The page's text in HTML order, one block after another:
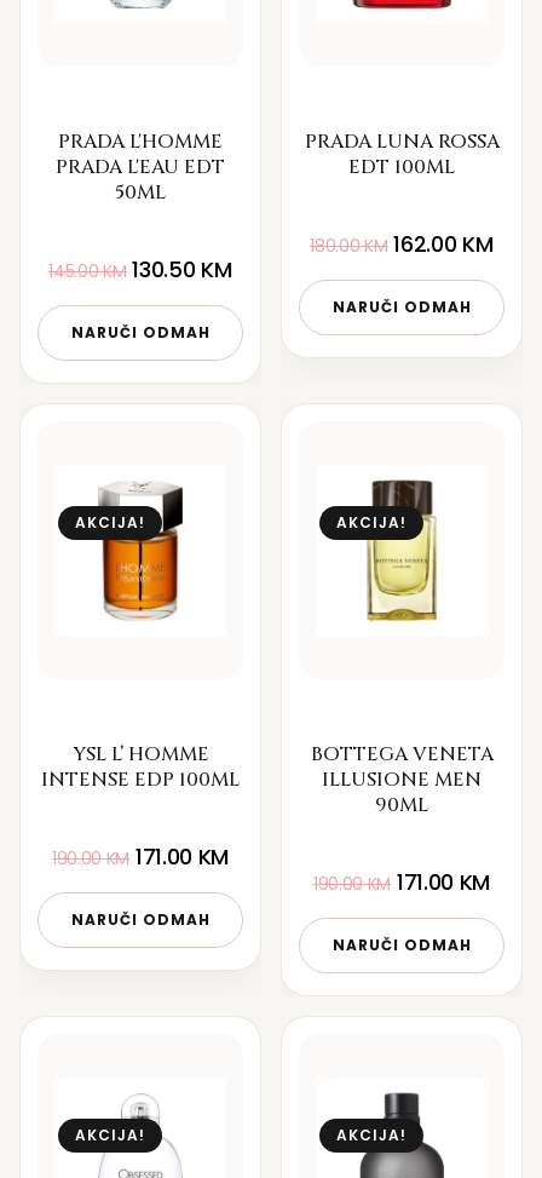
PRADA L'HOMME
PRADA L'EAU EDT
50ML
145.00KM 130.50 KM
NARUČI ODMAH
PRADA LUNA ROSSA
EDT 100ML
180.00KM 162.00 KM
NARUČI ODMAH
AKCIJA!
YSL L’ HOMME
INTENSE EDP 100ML
190.00KM 171.00 KM
NARUČI ODMAH
AKCIJA!
BOTTEGA VENETA
ILLUSIONE MEN
90ML
190.00KM 171.00 KM
NARUČI ODMAH
AKCIJA! AKCIJA!